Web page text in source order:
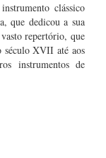
clássico
que dedicou a sua
repertório, que
século XVII até aos
instrumentos de